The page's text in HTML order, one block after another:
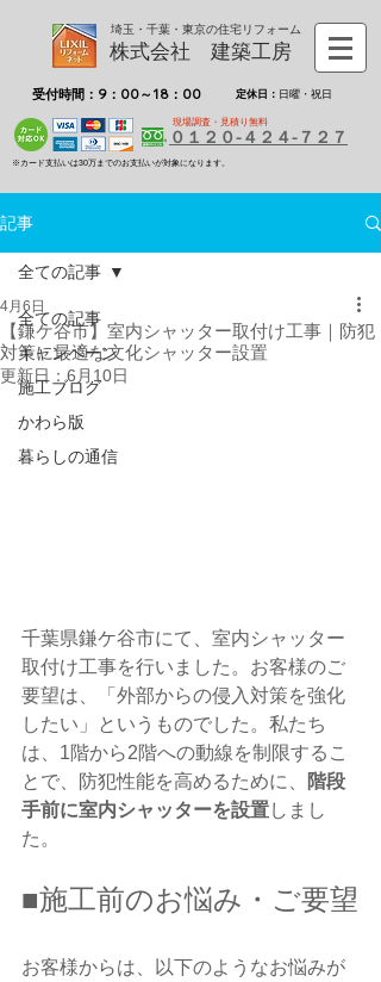
埼玉・千葉・東京の住宅リフォーム
株式会社 建築工房
受付時間：9：00～18：00 定休日： 日曜・祝日
現場調査・見積り無料
０１２０-４２４-７２７
※カード支払いは30万までのお支払いが対象になります。
記事
全ての記事
キャンペーン
施工ブログ
かわら版
暮らしの通信
全ての記事
【鎌ケ谷市】室内シャッター取付け工事｜防犯
対策に最適な文化シャッター設置
4月6日
更新日：6月10日
千葉県鎌ケ谷市にて、室内シャッター
取付け工事を行いました。お客様のご
要望は、「外部からの侵入対策を強化
したい」というものでした。私たち
は、1階から2階への動線を制限するこ
とで、防犯性能を高めるために、
階段
手前に室内シャッターを設置しまし
た。
■施工前のお悩み・ご要望
お客様からは、以下のようなお悩みが